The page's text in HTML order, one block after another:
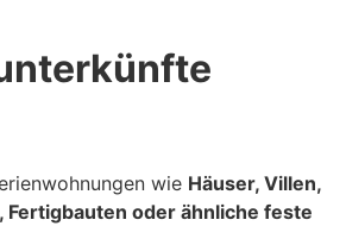
wie Häuser, Villen,
Fertigbauten oder ähnliche feste